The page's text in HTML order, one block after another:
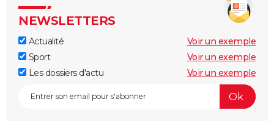
NEWSLETTERS
Actualité
Voir un exemple
Sport
Voir un exemple
Les dossiers d'actu
Voir un exemple